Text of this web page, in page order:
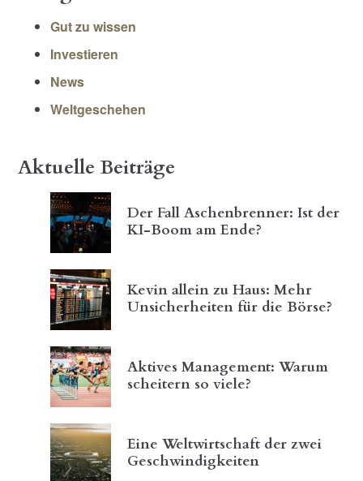
Gut zu wissen
Investieren
News
Weltgeschehen
Aktuelle Beiträge
Der Fall Aschenbrenner: Ist der
KI-Boom am Ende?
Kevin allein zu Haus: Mehr
Unsicherheiten für die Börse?
Aktives Management: Warum
scheitern so viele?
Eine Weltwirtschaft der zwei
Geschwindigkeiten